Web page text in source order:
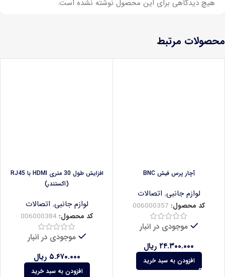
هیچ دیدگاهی برای این محصول نوشته نشده است.
محصولات مرتبط
آچار پرس فیش BNC
لوازم جانبی, اتصالات
کد محصول: 006000357
موجودی در انبار
۲۴.۳۰۰.۰۰۰ ریال
افزودن به سبد خرید
افزایش طول 30 متری HDMI با RJ45
(اکستندر)
لوازم جانبی, اتصالات
کد محصول: 006000384
موجودی در انبار
۵.۶۷۰.۰۰۰ ریال
افزودن به سبد خرید